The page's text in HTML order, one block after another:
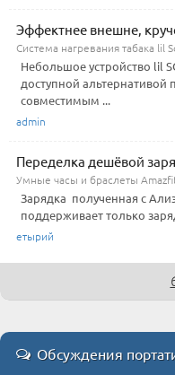
Эффектнее внешне,
Система нагревания табака lil
Небольшое устройство lil
доступной
совместимым ...
admin
Переделка дешёвой
Умные часы и браслеты
Зарядка полученная с
поддерживает только
етырий
Обсуждения